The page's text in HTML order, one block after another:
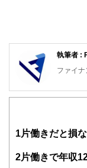
執筆者 :
ファイナ
知識が
得者を中
験者で構
1片働きだと損
2片働きで年収